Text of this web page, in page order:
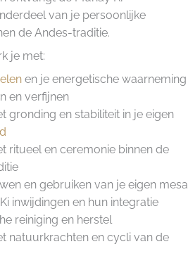
van je persoonlijke
de Andes-traditie.
je met:
en je energetische waarneming
en verfijnen
gronding en stabiliteit in je eigen
ritueel en ceremonie binnen de
en gebruiken van je eigen mesa
inwijdingen en hun integratie
reiniging en herstel
natuurkrachten en cycli van de